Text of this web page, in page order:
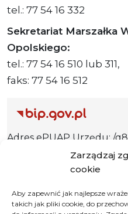
Zarządzaj
cookie
Aby zapewnić jak najlepsze
takich jak pliki cookie, do
tel.: 77 54 16 332
Sekretariat Marszałka
Opolskiego:
tel.: 77 54 16 510 lub 311,
faks: 77 54 16 512
Adres ePUAP Urzędu: /
Adres do
Urzędu: AE:PL-66703-